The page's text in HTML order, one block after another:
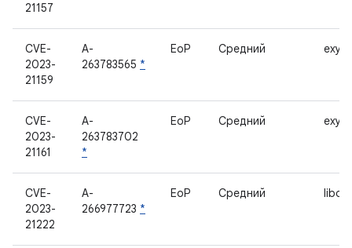
21157
CVE-
2023-
21159
A-
263783565 *
EoP Средний
CVE-
2023-
21161
A-
263783702
*
EoP Средний
CVE-
2023-
21222
A-
266977723 *
EoP Средний